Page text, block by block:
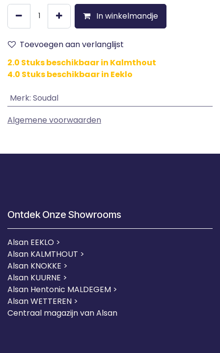
In winkelmandje
Toevoegen aan verlanglijst
2.0 Stuks beschikbaar in Kalmthout
4.0 Stuks beschikbaar in Eeklo
Merk: Soudal
Algemene voorwaarden
Ontdek Onze Showrooms
Alsan EEKLO >
Alsan KALMTHOUT >
Alsan KNOKKE >
Alsan KUURNE >
Alsan Hentonic MALDEGEM >
Alsan WETTEREN >
Centraal magazijn van Alsan